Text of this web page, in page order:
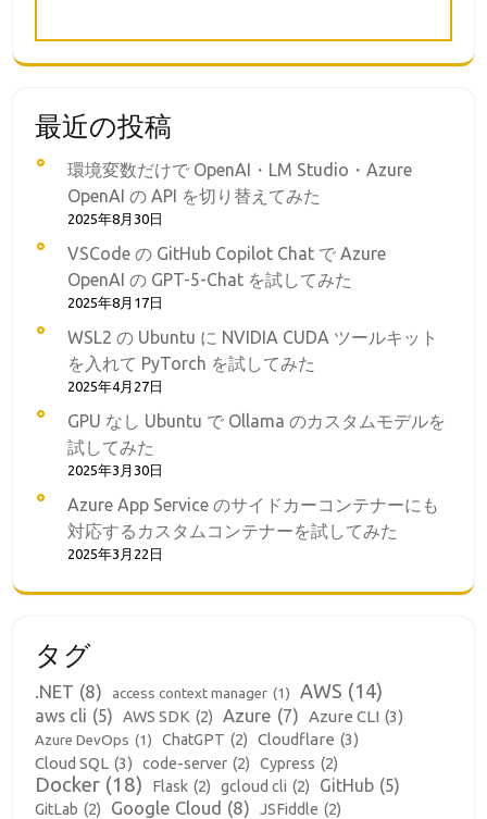
ョ
最近の投稿
環境変数だけで OpenAI・LM Studio・Azure
OpenAI の API を切り替えてみた
2025年8月30日
VSCode の GitHub Copilot Chat で Azure
OpenAI の GPT-5-Chat を試してみた
2025年8月17日
WSL2 の Ubuntu に NVIDIA CUDA ツールキット
を入れて PyTorch を試してみた
2025年4月27日
GPU なし Ubuntu で Ollama のカスタムモデルを
試してみた
2025年3月30日
Azure App Service のサイドカーコンテナーにも
対応するカスタムコンテナーを試してみた
2025年3月22日
タグ
.NET (8) access context manager (1) AWS (14)
aws cli (5) AWS SDK (2) Azure (7) Azure CLI (3)
Azure DevOps (1) ChatGPT (2) Cloudflare (3)
Cloud SQL (3) code-server (2) Cypress (2)
Docker (18) Flask (2) gcloud cli (2) GitHub (5)
GitLab (2) Google Cloud (8) JSFiddle (2)